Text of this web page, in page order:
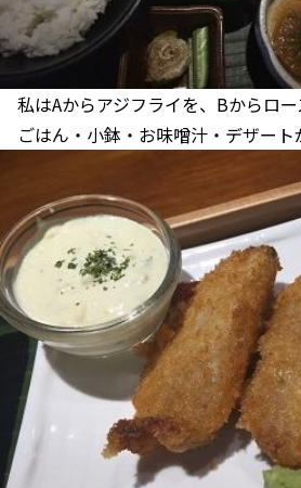
私はAからアジフライを、Bからロー
ごはん・小鉢・お味噌汁・デザート